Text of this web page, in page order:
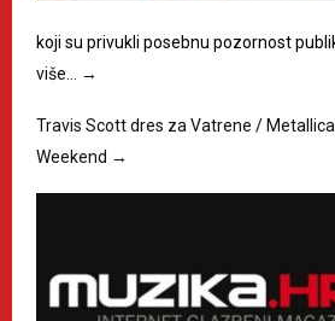
koji su privukli posebnu pozornost
više…
→
Travis Scott dres za Vatrene /
Weekend →